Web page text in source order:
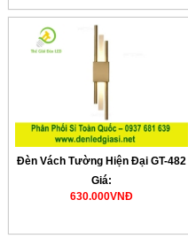
Đèn Vách Tường Hiện Đại GT-482
Giá:
630.000VNĐ